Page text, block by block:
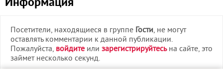
Информация
Посетители, находящиеся в группе Гости, не могут
оставлять комментарии к данной публикации.
Пожалуйста, войдите или зарегистрируйтесьна сайте, это
займет несколько секунд.